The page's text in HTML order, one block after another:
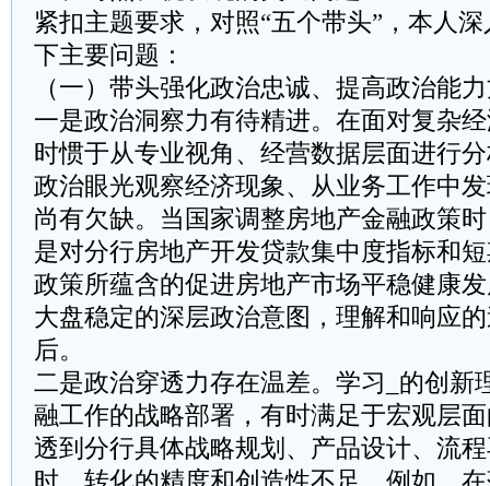
紧扣主题要求，对照“五个带头”，本人
下主要问题：
（一）带头强化政治忠诚、提高政治能
一是政治洞察力有待精进。在面对复杂
时惯于从专业视角、经营数据层面进行
政治眼光观察经济现象、从业务工作中
尚有欠缺。当国家调整房地产金融政策
是对分行房地产开发贷款集中度指标和
政策所蕴含的促进房地产市场平稳健康
大盘稳定的深层政治意图，理解和响应
后。
二是政治穿透力存在温差。学习_的创新
融工作的战略部署，有时满足于宏观层
透到分行具体战略规划、产品设计、流